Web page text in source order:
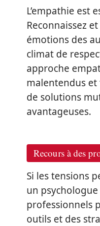
L’empathie est
Reconnaissez
émotions des
climat de
approche
malentendus
de solutions
avantageuses.
Recours à des
Si les tensions
un
professionnels
outils et des